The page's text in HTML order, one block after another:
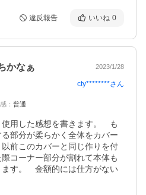
違反報告 いいね 0
かなぁ 2023/1/28
cty********さん
： 普通
用した感想を書きます。　も
部分が柔らかく全体をカバー
前このカバーと同じ作りを付
コーナー部分が割れて本体も
す。　金額的には仕方がない